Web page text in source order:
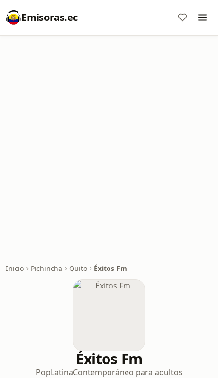
Emisoras.ec
Inicio Pichincha Quito Éxitos Fm
Éxitos Fm
PopLatinaContemporáneo para adultos